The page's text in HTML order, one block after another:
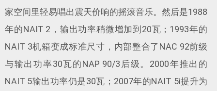
家空间里轻易唱出震天价响的摇滚音乐。然后是1988
年的NAIT 2，输出功率稍微增加到20瓦；1993年的
NAIT 3机箱变成标准尺寸，内部整合了NAC 92前级
与输出功率30瓦的NAP 90/3后级。2000年推出的
NAIT 5输出功率仍是30瓦；2007年的NAIT 5i提升为